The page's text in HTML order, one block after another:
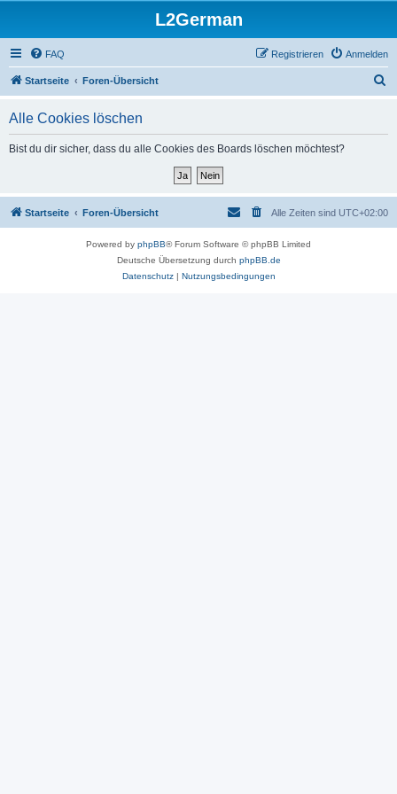
L2German
FAQ Anmelden
Registrieren
Startseite Foren-Übersicht
Alle Cookies löschen
Bist du dir sicher, dass du alle Cookies des Boards löschen möchtest?
Startseite Foren-Übersicht Alle Zeiten sind UTC+02:00
Powered by phpBB® Forum Software © phpBB Limited
Deutsche Übersetzung durch phpBB.de
Datenschutz| Nutzungsbedingungen